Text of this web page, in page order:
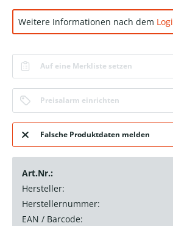
Weitere Informationen nach dem
Auf eine Merkliste setzen
Preisalarm einrichten
Falsche Produktdaten melden
Art.Nr.:
Hersteller:
Herstellernummer:
EAN / Barcode: